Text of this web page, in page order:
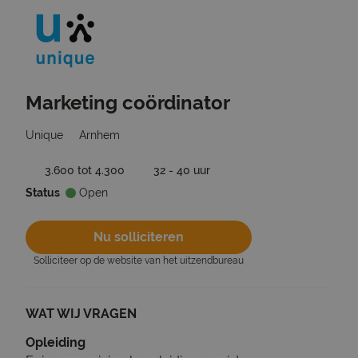
Ga terug naar vacatures
Marketing coördinator
Unique Arnhem
3.600 tot 4.300
32 - 40 uur
Status
Open
Nu solliciteren
Solliciteer op de website van het uitzendbureau
WAT WIJ VRAGEN
Opleiding